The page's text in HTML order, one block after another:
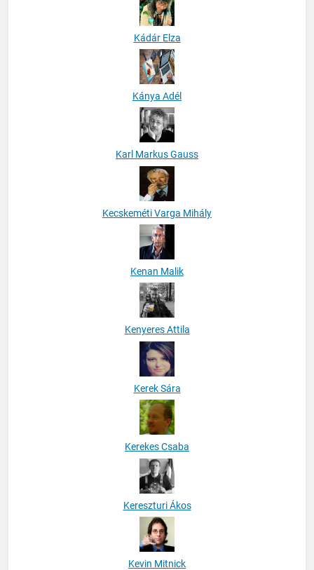
Kádár Elza
Kánya Adél
Karl Markus Gauss
Kecskeméti Varga Mihály
Kenan Malik
Kenyeres Attila
Kerek Sára
Kerekes Csaba
Kereszturi Ákos
Kevin Mitnick